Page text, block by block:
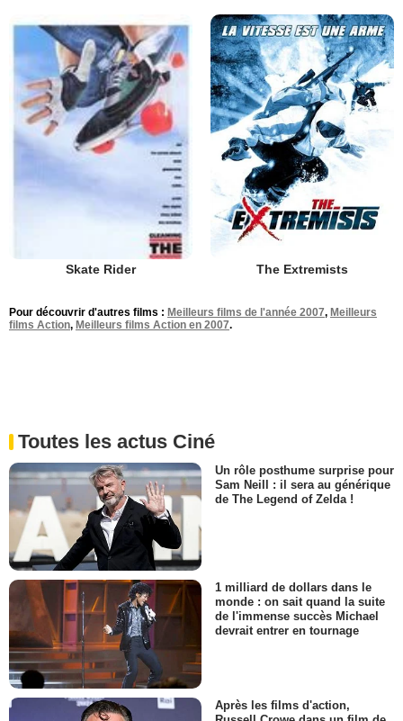
Skate Rider The Extremists
Pour découvrir d'autres films : Meilleurs films de l'année 2007, Meilleurs
films Action, Meilleurs films Action en 2007.
Toutes les actus Ciné
Un rôle posthume surprise pour
Sam Neill : il sera au générique
de The Legend of Zelda !
1 milliard de dollars dans le
monde : on sait quand la suite
de l'immense succès Michael
devrait entrer en tournage
Après les films d'action,